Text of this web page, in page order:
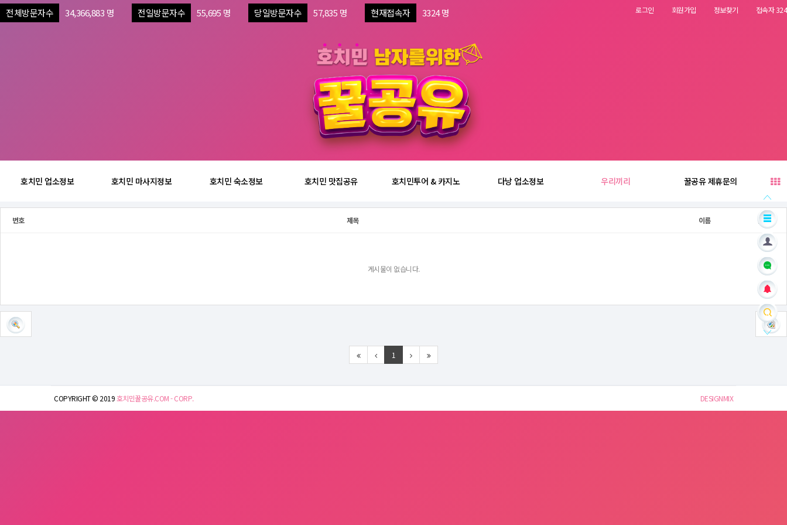
전체방문자수 34,366,883 명 전일방문자수 55,695 명 당일방문자수 57,835 명 현재접속자 3324 명 로그인 회원가입 정보찾기 접속자 324
호치민 업소정보 호치민 마사지정보 호치민 숙소정보 호치민 맛집공유 호치민투어 & 카지노 다낭 업소정보 우리끼리 꿀공유 제휴문의
번호 제목 이름 날짜
게시물이 없습니다.
1
COPYRIGHT © 2019호치민꿀공유.COM - CORP. DESIGNMIX